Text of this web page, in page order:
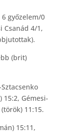
győzelem/0
Csanád 4/1,
(brit)
15:2, Gémesi-
11:15.
15:11,